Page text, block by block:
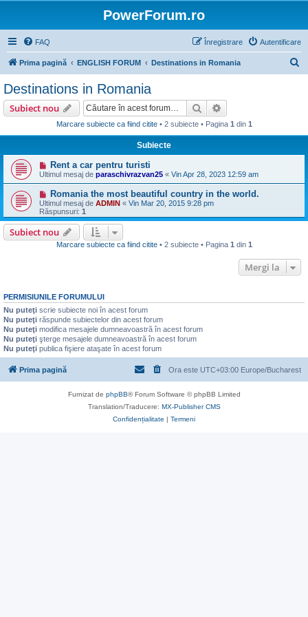
PowerForum.ro
FAQ Autentificare
Înregistrare
Prima pagină ENGLISH FORUM Destinations in Romania
Destinations in Romania
Subiect nou Căutare
Marcare subiecte ca fiind citite• 2 subiecte • Pagina 1 din 1
Subiecte
Rent a car pentru turisti
Ultimul mesaj de paraschivrazvan25 « Vin Apr 28, 2023 12:59 am
Romania the most beautiful country in the world.
Ultimul mesaj de ADMIN « Vin Mar 20, 2015 9:28 pm
Răspunsuri: 1
Subiect nou
Marcare subiecte ca fiind citite• 2 subiecte • Pagina 1 din 1
Mergi la
PERMISIUNILE FORUMULUI
Nu puteţi scrie subiecte noi în acest forum
Nu puteţi răspunde subiectelor din acest forum
Nu puteţi modifica mesajele dumneavoastră în acest forum
Nu puteţi şterge mesajele dumneavoastră în acest forum
Nu puteţi publica fişiere ataşate în acest forum
Prima pagină Ora este UTC+03:00 Europe/Bucharest
Furnizat de phpBB® Forum Software © phpBB Limited
Translation/Traducere: MX-Publisher CMS
Confidențialitate | Termeni